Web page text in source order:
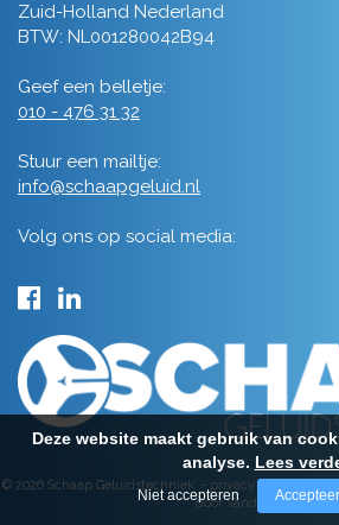
Zuid-Holland Nederland
BTW: NL001280042B94
Geef een belletje:
010 - 476 31 32
Stuur een mailtje:
info@schaapgeluid.nl
Volg ons op social media:
© 2026 Schaap Geluidstechniek - privacy - algemene
door Vanderperk Groep
Deze website maakt gebruik van
analyse. Lees
Niet accepteren